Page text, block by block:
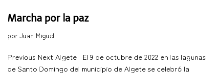
Marcha por la paz
por Juan Miguel
Previous Next Algete El 9 de octubre de 2022 en las lagunas
de Santo Domingo del municipio de Algete se celebró la